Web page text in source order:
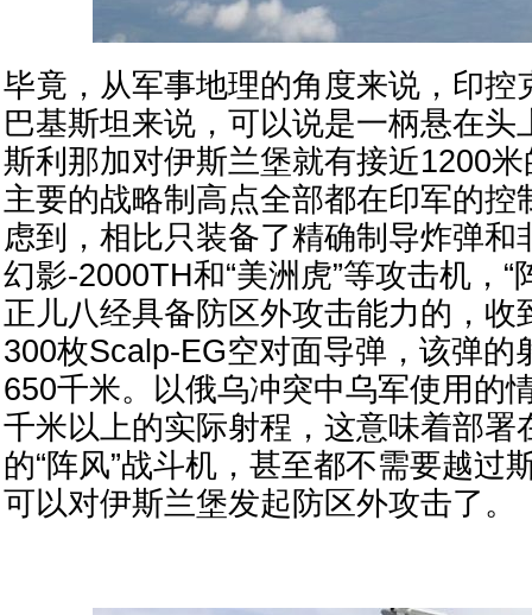
毕竟，从军事地理的角度来说，印控
巴基斯坦来说，可以说是一柄悬在头
斯利那加对伊斯兰堡就有接近1200
主要的战略制高点全部都在印军的控
虑到，相比只装备了精确制导炸弹和
幻影-2000TH和“美洲虎”等攻击机，“
正儿八经具备防区外攻击能力的，收
300枚Scalp-EG空对面导弹，该弹的
650千米。以俄乌冲突中乌军使用的
千米以上的实际射程，这意味着部署
的“阵风”战斗机，甚至都不需要越过
可以对伊斯兰堡发起防区外攻击了。